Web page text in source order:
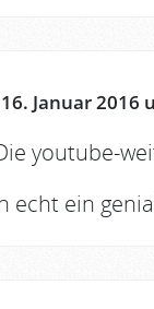
16. Januar 2016
youtube-
echt ein